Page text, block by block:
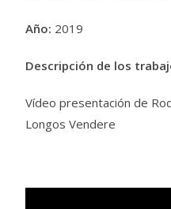
Año: 2019
Descripción de los
Vídeo presentación de
Longos Vendere